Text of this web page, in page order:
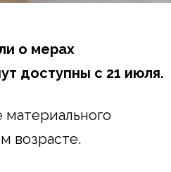
о мерах
доступны с 21 июля.
возрасте.